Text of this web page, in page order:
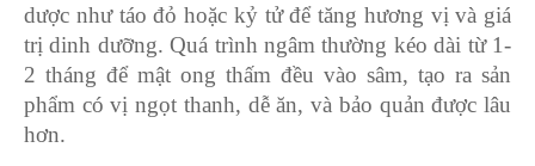
dược như táo đỏ hoặc kỷ tử để tăng hương vị và giá
trị dinh dưỡng. Quá trình ngâm thường kéo dài từ 1-
2 tháng để mật ong thấm đều vào sâm, tạo ra sản
phẩm có vị ngọt thanh, dễ ăn, và bảo quản được lâu
hơn.